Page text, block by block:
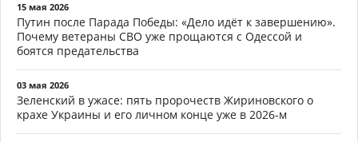
15 мая 2026
Путин после Парада Победы: «Дело идёт к завершению».
Почему ветераны СВО уже прощаются с Одессой и
боятся предательства
03 мая 2026
Зеленский в ужасе: пять пророчеств Жириновского о
крахе Украины и его личном конце уже в 2026-м